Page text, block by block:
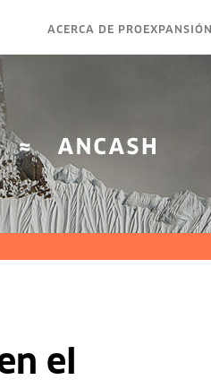
ACERCA DE PROEXPANSIÓN
el